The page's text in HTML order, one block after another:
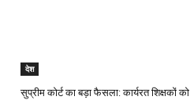
देश
सुप्रीम कोर्ट का बड़ा फैसला: कार्यरत शिक्षकों को